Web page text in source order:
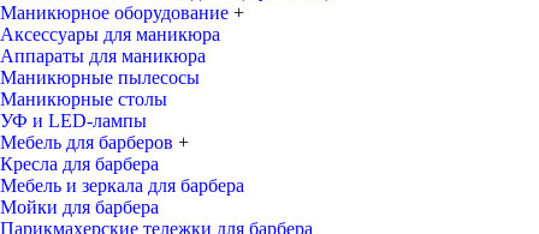
Маникюрное оборудование +
Аксессуары для маникюра
Аппараты для маникюра
Маникюрные пылесосы
Маникюрные столы
УФ и LED-лампы
Мебель для барберов +
Кресла для барбера
Мебель и зеркала для барбера
Мойки для барбера
Парикмахерские тележки для барбера